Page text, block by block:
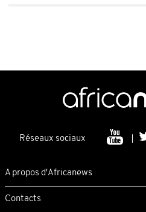
Réseaux sociaux
A propos d'Africanews
Contacts